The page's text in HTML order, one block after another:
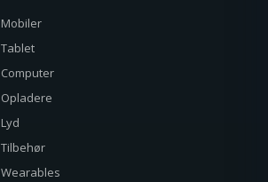
Mobiler
Tablet
Computer
Opladere
Lyd
Tilbehør
Wearables